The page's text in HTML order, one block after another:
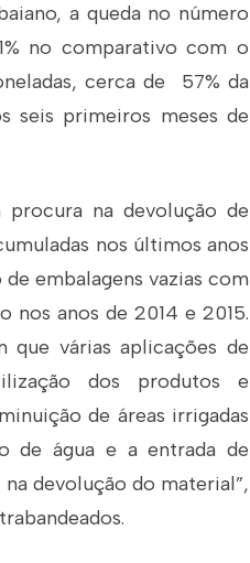
a queda no número
no comparativo com o
cerca de 57% da
seis primeiros meses de
na devolução de
nos últimos anos
embalagens vazias com
nos anos de 2014 e 2015.
que várias aplicações de
dos produtos e
de áreas irrigadas
de água e a entrada de
devolução do material”,